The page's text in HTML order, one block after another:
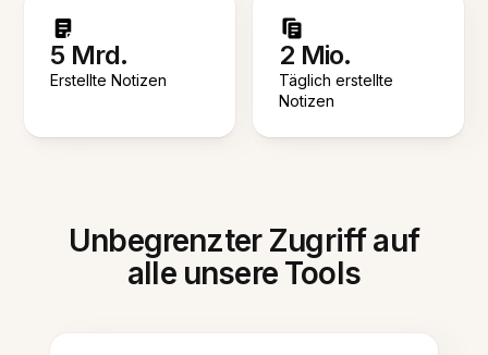
5 Mrd.
Erstellte Notizen
2 Mio.
Täglich erstellte
Notizen
Unbegrenzter Zugriff auf
alle unsere Tools